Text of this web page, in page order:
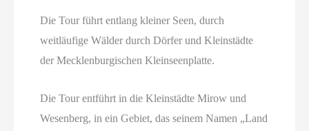
Die Tour führt entlang kleiner Seen, durch
weitläufige Wälder durch Dörfer und Kleinstädte
der Mecklenburgischen Kleinseenplatte.
Die Tour entführt in die Kleinstädte Mirow und
Wesenberg, in ein Gebiet, das seinem Namen „Land